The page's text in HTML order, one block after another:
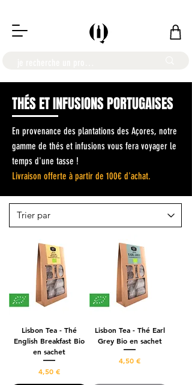
THÉS ET INFUSIONS PORTUGAISES
En provenance des plantations des Açores, notre
gamme de thés et infusions vous fera voyager le
temps d'une tasse !
Livraison offerte à partir de 100€ d'achat.
Lisbon Tea - Thé
English Breakfast Bio
en sachet
Prix
4,50 €
Lisbon Tea - Thé Earl
Grey Bio en sachet
Prix
4,50 €